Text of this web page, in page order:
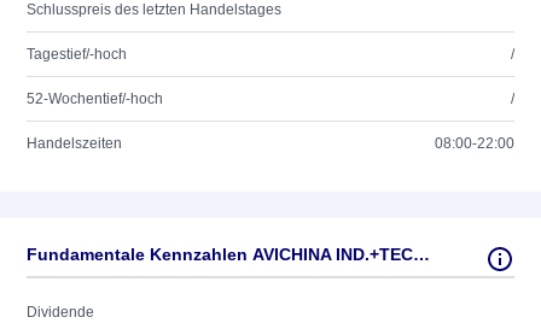
Schlusspreis des letzten Handelstages
Tagestief/-hoch /
52-Wochentief/-hoch /
Handelszeiten 08:00-22:00
Fundamentale Kennzahlen AVICHINA IND.+TECH. H YC1
Dividende